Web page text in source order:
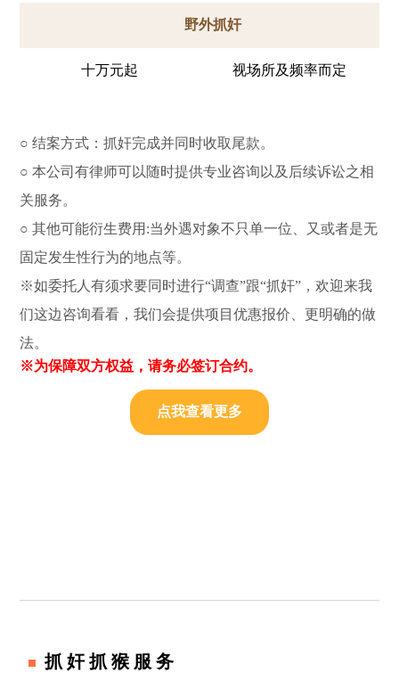
野外抓奸
十万元起 视场所及频率而定
○ 结案方式：抓奸完成并同时收取尾款。
○ 本公司有律师可以随时提供专业咨询以及后续诉讼之相
关服务。
○ 其他可能衍生费用:当外遇对象不只单一位、又或者是无
固定发生性行为的地点等。
※如委托人有须求要同时进行“调查”跟“抓奸”，欢迎来我
们这边咨询看看，我们会提供项目优惠报价、更明确的做
法。
※为保障双方权益，请务必签订合约。
点我查看更多
抓奸抓猴服务